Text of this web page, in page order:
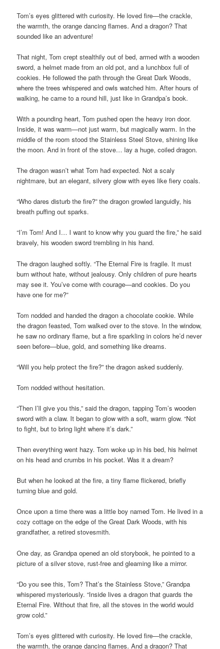
Tom’s eyes glittered with curiosity. He loved fire—the crackle,
the warmth, the orange dancing flames. And a dragon? That
sounded like an adventure!
That night, Tom crept stealthily out of bed, armed with a wooden
sword, a helmet made from an old pot, and a lunchbox full of
cookies. He followed the path through the Great Dark Woods,
where the trees whispered and owls watched him. After hours of
walking, he came to a round hill, just like in Grandpa’s book.
With a pounding heart, Tom pushed open the heavy iron door.
Inside, it was warm—not just warm, but magically warm. In the
middle of the room stood the Stainless Steel Stove, shining like
the moon. And in front of the stove… lay a huge, coiled dragon.
The dragon wasn’t what Tom had expected. Not a scaly
nightmare, but an elegant, silvery glow with eyes like fiery coals.
“Who dares disturb the fire?” the dragon growled languidly, his
breath puffing out sparks.
“I’m Tom! And I… I want to know why you guard the fire,” he said
bravely, his wooden sword trembling in his hand.
The dragon laughed softly. “The Eternal Fire is fragile. It must
burn without hate, without jealousy. Only children of pure hearts
may see it. You’ve come with courage—and cookies. Do you
have one for me?”
Tom nodded and handed the dragon a chocolate cookie. While
the dragon feasted, Tom walked over to the stove. In the window,
he saw no ordinary flame, but a fire sparkling in colors he’d never
seen before—blue, gold, and something like dreams.
“Will you help protect the fire?” the dragon asked suddenly.
Tom nodded without hesitation.
“Then I’ll give you this,” said the dragon, tapping Tom’s wooden
sword with a claw. It began to glow with a soft, warm glow. “Not
to fight, but to bring light where it’s dark.”
Then everything went hazy. Tom woke up in his bed, his helmet
on his head and crumbs in his pocket. Was it a dream?
But when he looked at the fire, a tiny flame flickered, briefly
turning blue and gold.
Once upon a time there was a little boy named Tom. He lived in a
cozy cottage on the edge of the Great Dark Woods, with his
grandfather, a retired stovesmith.
One day, as Grandpa opened an old storybook, he pointed to a
picture of a silver stove, rust-free and gleaming like a mirror.
“Do you see this, Tom? That’s the Stainless Stove,” Grandpa
whispered mysteriously. “Inside lives a dragon that guards the
Eternal Fire. Without that fire, all the stoves in the world would
grow cold.”
Tom’s eyes glittered with curiosity. He loved fire—the crackle,
the warmth, the orange dancing flames. And a dragon? That